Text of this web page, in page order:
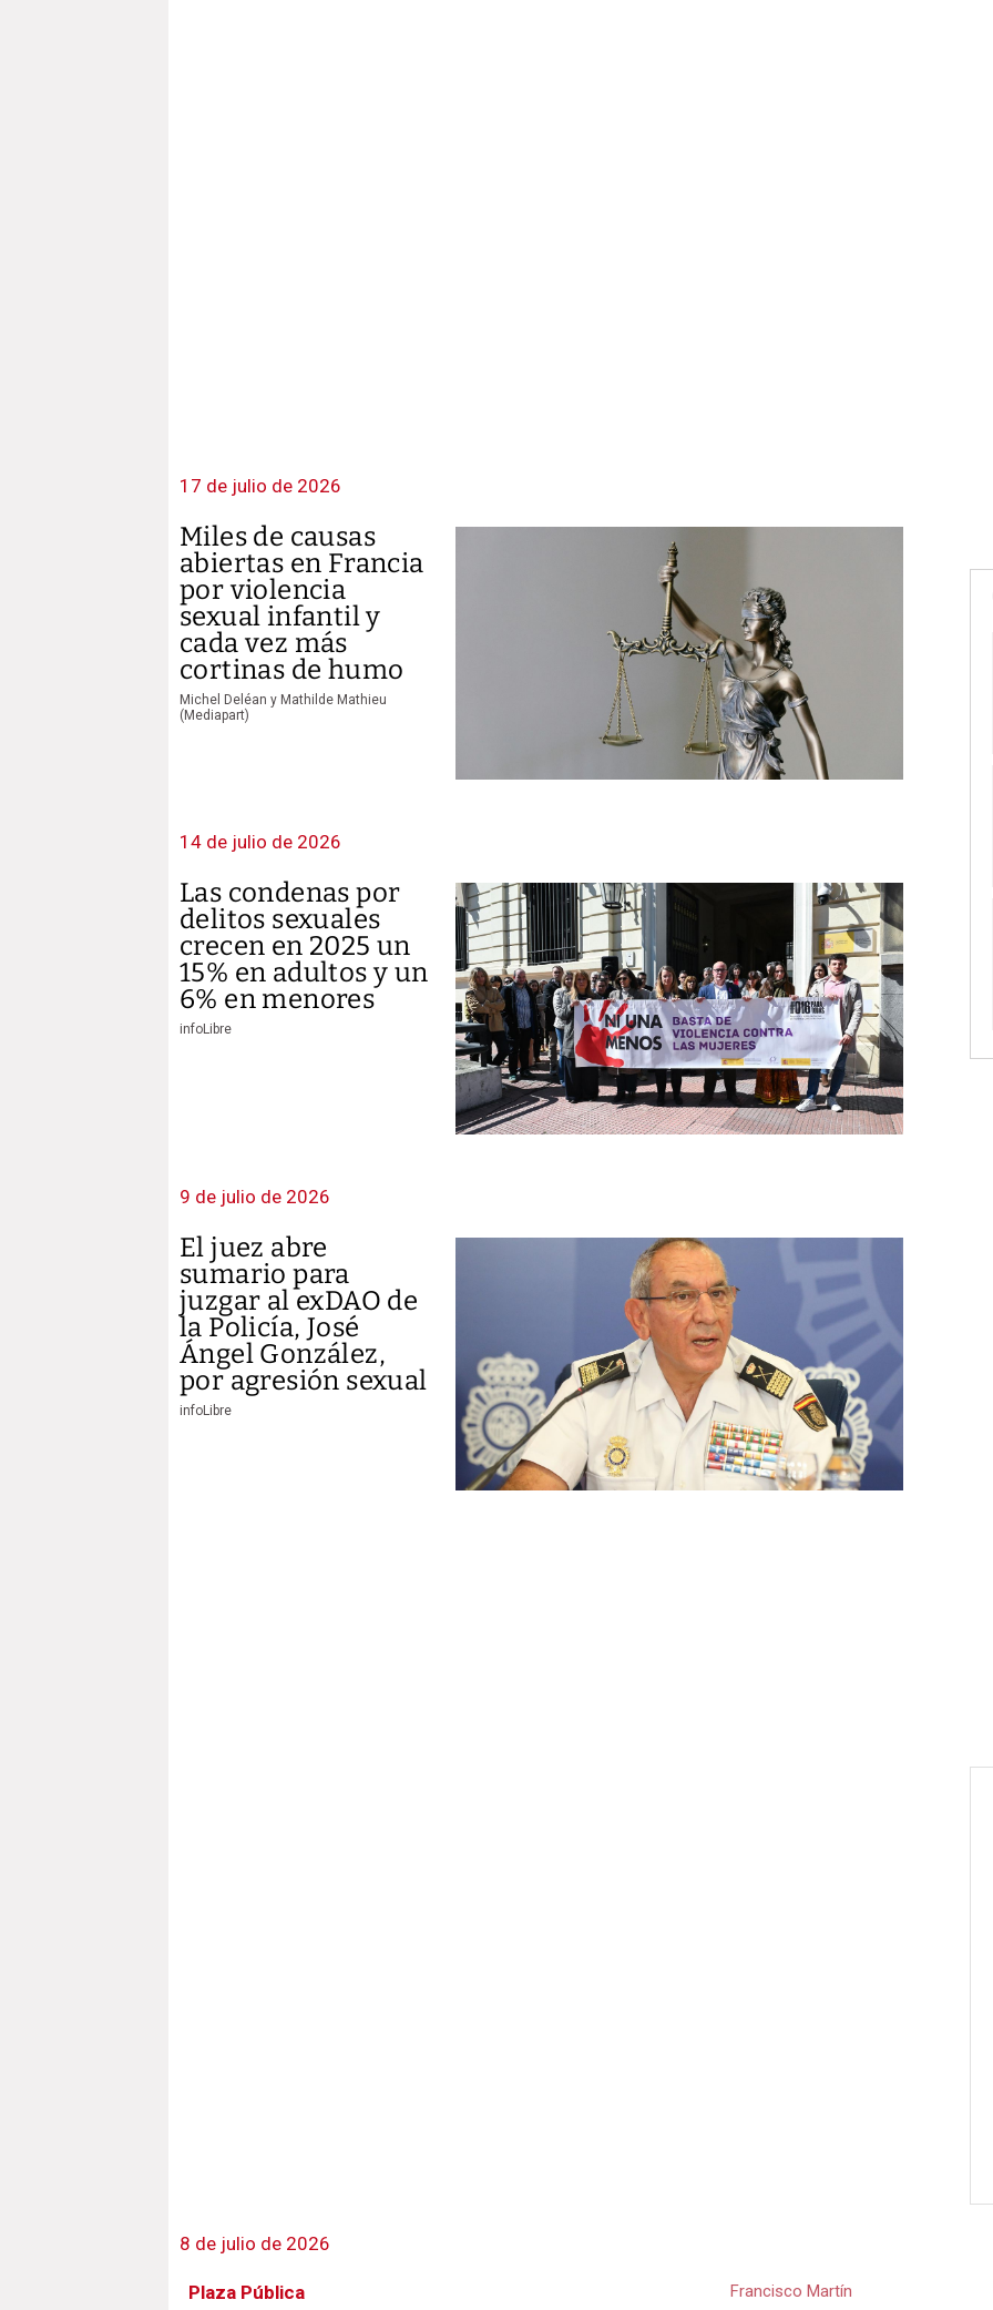
17 de julio de 2026
Miles de causas
abiertas en Francia
por violencia
sexual infantil y
cada vez más
cortinas de humo
Michel Deléan y Mathilde Mathieu
(Mediapart)
14 de julio de 2026
Las condenas por
delitos sexuales
crecen en 2025 un
15% en adultos y un
6% en menores
infoLibre
9 de julio de 2026
El juez abre
sumario para
juzgar al exDAO de
la Policía, José
Ángel González,
por agresión sexual
infoLibre
8 de julio de 2026
Plaza Pública Francisco Martín